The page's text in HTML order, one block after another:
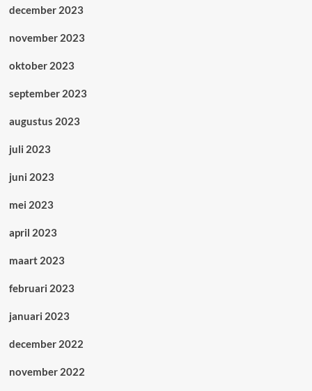
december 2023
november 2023
oktober 2023
september 2023
augustus 2023
juli 2023
juni 2023
mei 2023
april 2023
maart 2023
februari 2023
januari 2023
december 2022
november 2022